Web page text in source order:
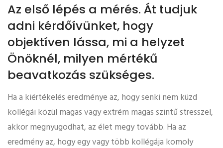
Az első lépés a mérés. Át tudjuk
adni kérdőívünket, hogy
objektíven lássa, mi a helyzet
Önöknél, milyen mértékű
beavatkozás szükséges.
Ha a kiértékelés eredménye az, hogy senki nem küzd
kollégái közül magas vagy extrém magas szintű stresszel,
akkor megnyugodhat, az élet megy tovább. Ha az
eredmény az, hogy egy vagy több kollégája komoly